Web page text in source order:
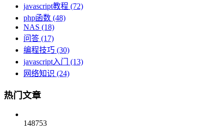
javascript教程 (72)
php函数 (48)
NAS (18)
问答 (17)
编程技巧 (30)
javascript入门
(13)
网络知识 (24)
热门文章
148753